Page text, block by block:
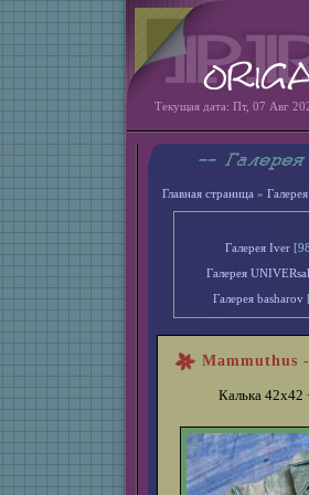
Текущая дата: Пт, 07 Авг
Главная страница » Галерея
Галерея Iver
Галерея UNIVERsal
Галерея basharov
Mammuthus
Калька